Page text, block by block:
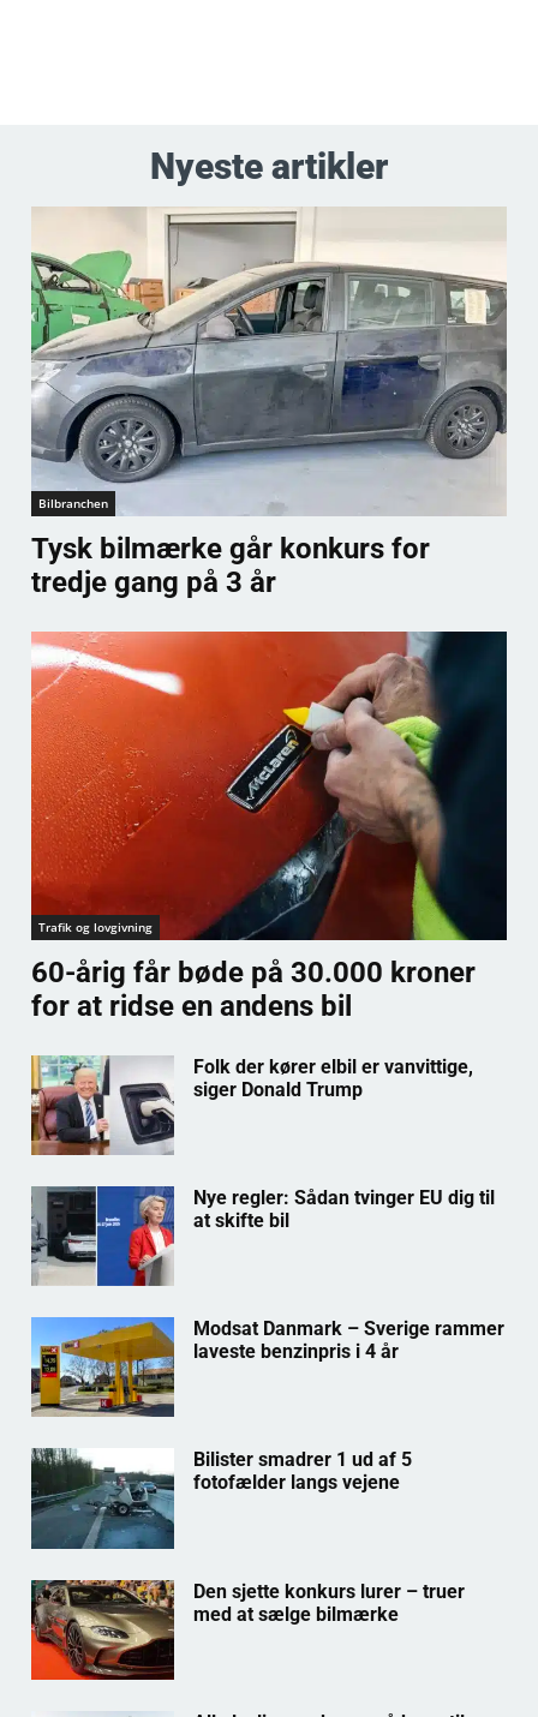
Nyeste artikler
Bilbranchen
Tysk bilmærke går konkurs for
tredje gang på 3 år
Trafik og lovgivning
60-årig får bøde på 30.000 kroner
for at ridse en andens bil
Folk der kører elbil er vanvittige,
siger Donald Trump
Nye regler: Sådan tvinger EU dig til
at skifte bil
Modsat Danmark – Sverige rammer
laveste benzinpris i 4 år
Bilister smadrer 1 ud af 5
fotofælder langs vejene
Den sjette konkurs lurer – truer
med at sælge bilmærke